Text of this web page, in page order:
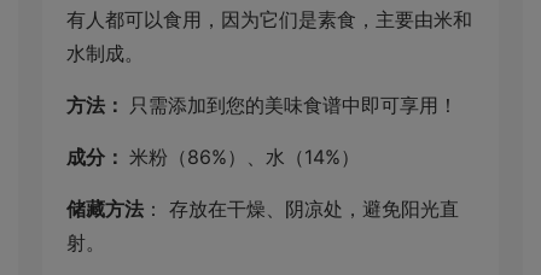
有人都可以食用，因为它们是素食，主要由米和
水制成。
方法： 只需添加到您的美味食谱中即可享用！
成分： 米粉（86%）、水（14%）
储藏方法 ： 存放在干燥、阴凉处，避免阳光直
射。